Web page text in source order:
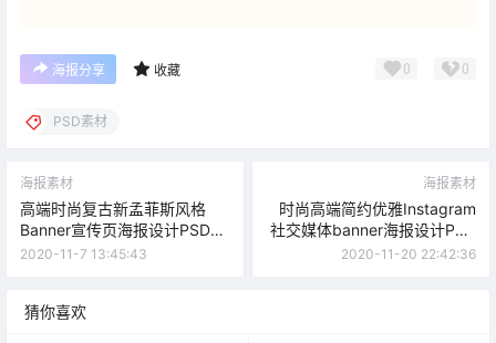
海报分享 收藏 0 0
PSD素材
海报素材
高端时尚复古新孟菲斯风格
Banner宣传页海报设计PSD素
材模板
2020-11-7 13:45:43
海报素材
时尚高端简约优雅Instagram
社交媒体banner海报设计PSD
素材模板
2020-11-20 22:42:36
猜你喜欢